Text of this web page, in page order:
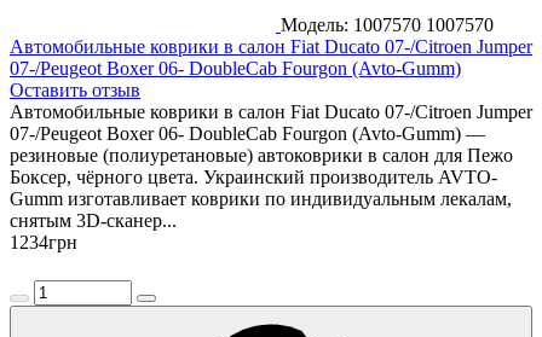
Модель: 1007570 1007570
Автомобильные коврики в салон Fiat Ducato 07-/Citroen Jumper
07-/Peugeot Boxer 06- DoubleCab Fourgon (Avto-Gumm)
Оставить отзыв
Автомобильные коврики в салон Fiat Ducato 07-/Citroen Jumper
07-/Peugeot Boxer 06- DoubleCab Fourgon (Avto-Gumm) —
резиновые (полиуретановые) автоковрики в салон для Пежо
Боксер, чёрного цвета. Украинский производитель AVTO-
Gumm изготавливает коврики по индивидуальным лекалам,
снятым 3D-сканер...
1234грн